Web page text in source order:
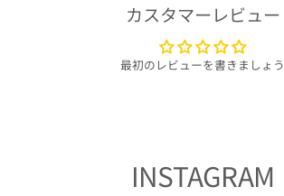
カスタマーレビュー
最初のレビューを書きましょう
INSTAGRAM